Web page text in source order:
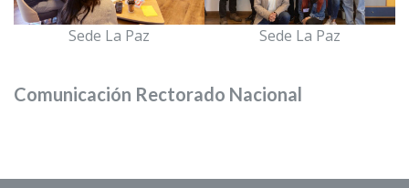
Sede La Paz Sede La Paz
Comunicación Rectorado Nacional